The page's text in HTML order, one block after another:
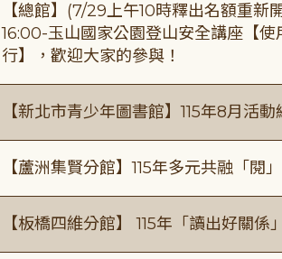
【總館】(7/29上午10時釋出名額重新
16:00-玉山國家公園登山安全講座【
行】，歡迎大家的參與！
【新北市青少年圖書館】115年8月活動
【蘆洲集賢分館】115年多元共融「閱
【板橋四維分館】 115年「讀出好關